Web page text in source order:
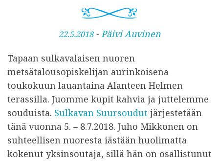
J
l
k
a
i
s
t
u
22.5.2018-Päivi Auvinen
Tapaan sulkavalaisen nuoren
metsätalousopiskelijan aurinkoisena
toukokuun lauantaina Alanteen Helmen
terassilla. Juomme kupit kahvia ja juttelemme
souduista. Sulkavan Suursoudut järjestetään
tänä vuonna 5. – 8.7.2018. Juho Mikkonen on
suhteellisen nuoresta iästään huolimatta
kokenut yksinsoutaja, sillä hän on osallistunut